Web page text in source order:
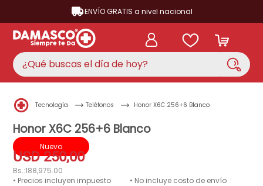
ENVÍO GRATIS a nivel nacional
¿Qué buscas el día de hoy?
Tecnología Teléfonos Honor X6C 256+6 Blanco
Honor X6C 256+6 Blanco
Nuevo
USD 250,00
Bs.:188,975.00
• Precios incluyen impuesto
• No incluye costo de envío
TÉRMINOS MÁS BUSCADOS
2. nevera
3. cocina
4. lavadora